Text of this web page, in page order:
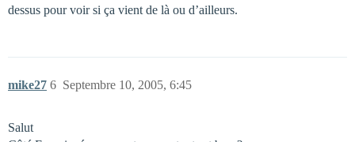
dessus pour voir si ça vient de là ou d’ailleurs.
mike27 Septembre 10, 2005, 6:45
6
Salut